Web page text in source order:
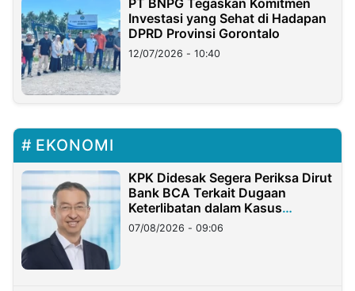
PT BNPG Tegaskan Komitmen
Investasi yang Sehat di Hadapan
DPRD Provinsi Gorontalo
12/07/2026 - 10:40
EKONOMI
KPK Didesak Segera Periksa Dirut
Bank BCA Terkait Dugaan
Keterlibatan dalam Kasus
Hilangnya Dana Nasabah Rp2,58
Miliar
07/08/2026 - 09:06